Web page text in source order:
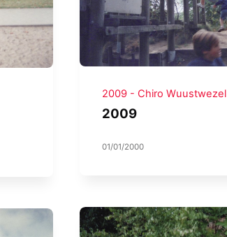
2009 - Chiro Wuustwezel
2009
01/01/2000